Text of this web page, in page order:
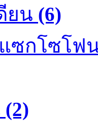
ยน (6)
ซกโซโฟ
(2)